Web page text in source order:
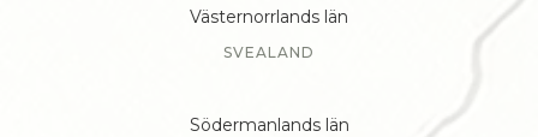
Västernorrlands län
SVEALAND
Södermanlands län